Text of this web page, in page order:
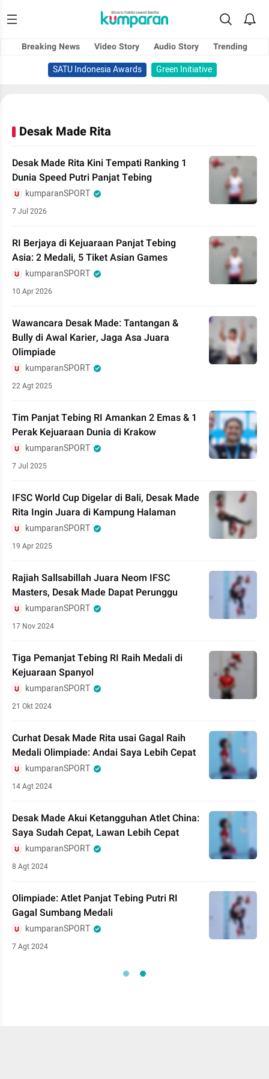
Breaking News Video Story Audio Story
Trending
SATU Indonesia Awards
Green Initiative
Desak Made Rita
Desak Made Rita Kini Tempati Ranking 1
Dunia Speed Putri Panjat Tebing
kumparanSPORT
7 Jul 2026
RI Berjaya di Kejuaraan Panjat Tebing
Asia: 2 Medali, 5 Tiket Asian Games
kumparanSPORT
10 Apr 2026
Wawancara Desak Made: Tantangan &
Bully di Awal Karier, Jaga Asa Juara
Olimpiade
kumparanSPORT
22 Agt 2025
Tim Panjat Tebing RI Amankan 2 Emas & 1
Perak Kejuaraan Dunia di Krakow
kumparanSPORT
7 Jul 2025
IFSC World Cup Digelar di Bali, Desak Made
Rita Ingin Juara di Kampung Halaman
kumparanSPORT
19 Apr 2025
Rajiah Sallsabillah Juara Neom IFSC
Masters, Desak Made Dapat Perunggu
kumparanSPORT
17 Nov 2024
Tiga Pemanjat Tebing RI Raih Medali di
Kejuaraan Spanyol
kumparanSPORT
21 Okt 2024
Curhat Desak Made Rita usai Gagal Raih
Medali Olimpiade: Andai Saya Lebih Cepat
kumparanSPORT
14 Agt 2024
Desak Made Akui Ketangguhan Atlet China:
Saya Sudah Cepat, Lawan Lebih Cepat
kumparanSPORT
8 Agt 2024
Olimpiade: Atlet Panjat Tebing Putri RI
Gagal Sumbang Medali
kumparanSPORT
7 Agt 2024